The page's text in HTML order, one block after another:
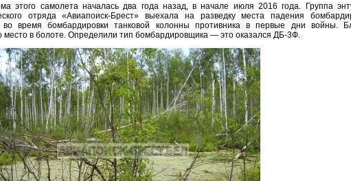
этого самолета началась два года назад, в начале июля 2016 года. Группа
отряда «Авиапоиск-Брест» выехала на разведку места падения
во время бомбардировки танковой колонны противника в первые дни войны.
место в болоте. Определили тип бомбардировщика — это оказался ДБ-3Ф.